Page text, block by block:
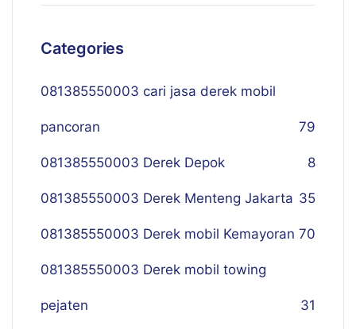
Categories
081385550003 cari jasa derek mobil
pancoran 79
081385550003 Derek Depok 8
081385550003 Derek Menteng Jakarta 35
081385550003 Derek mobil Kemayoran 70
081385550003 Derek mobil towing
pejaten 31